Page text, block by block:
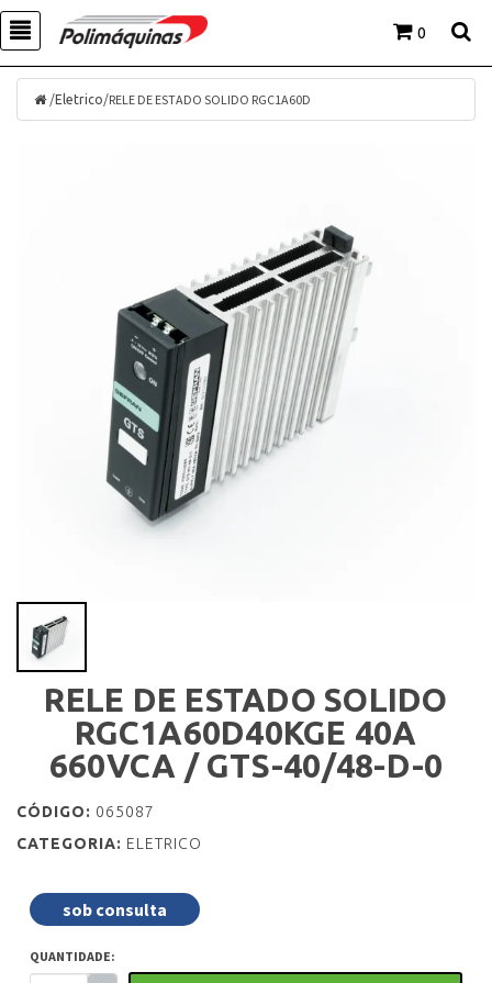
0
/Eletrico/RELE DE ESTADO SOLIDO RGC1A60D
RELE DE ESTADO SOLIDO
RGC1A60D40KGE 40A
660VCA / GTS-40/48-D-0
CÓDIGO: 065087
CATEGORIA: ELETRICO
sob consulta
QUANTIDADE: